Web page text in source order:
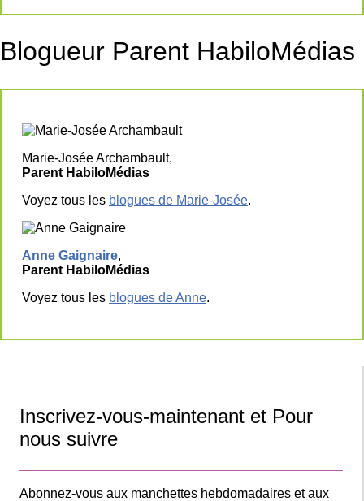
Blogueur Parent HabiloMédias
Marie-Josée Archambault,
Parent HabiloMédias
Voyez tous les blogues de Marie-Josée.
Anne Gaignaire,
Parent HabiloMédias
Voyez tous les blogues de Anne.
Inscrivez-vous-maintenant et Pour
nous suivre
Abonnez-vous aux manchettes hebdomadaires et aux